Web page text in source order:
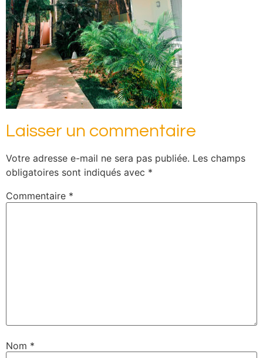
Laisser un commentaire
Votre adresse e-mail ne sera pas publiée. Les champs
obligatoires sont indiqués avec *
Commentaire *
Nom *